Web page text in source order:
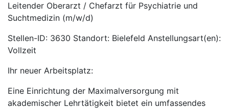
Leitender Oberarzt / Chefarzt für Psychiatrie und
Suchtmedizin (m/w/d)
Stellen-ID: 3630 Standort: Bielefeld Anstellungsart(en):
Vollzeit
Ihr neuer Arbeitsplatz:
Eine Einrichtung der Maximalversorgung mit
akademischer Lehrtätigkeit bietet ein umfassendes